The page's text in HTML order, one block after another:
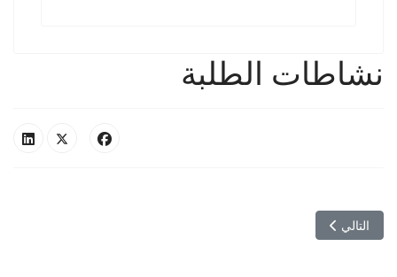
نشاطات الطلبة
المقال التالي: دليل الخدمات الجامعية
التالي